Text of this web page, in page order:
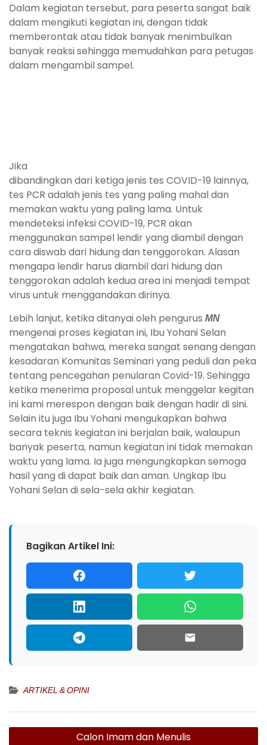
Dalam kegiatan tersebut, para peserta sangat baik
dalam mengikuti kegiatan ini, dengan tidak
memberontak atau tidak banyak menimbulkan
banyak reaksi sehingga memudahkan para petugas
dalam mengambil sampel.
Jika
dibandingkan dari ketiga jenis tes COVID-19 lainnya,
tes PCR adalah jenis tes yang paling mahal dan
memakan waktu yang paling lama. Untuk
mendeteksi infeksi COVID-19, PCR akan
menggunakan sampel lendir yang diambil dengan
cara diswab dari hidung dan tenggorokan. Alasan
mengapa lendir harus diambil dari hidung dan
tenggorokan adalah kedua area ini menjadi tempat
virus untuk menggandakan dirinya.
Lebih lanjut, ketika ditanyai oleh pengurus MN
mengenai proses kegiatan ini, Ibu Yohani Selan
mengatakan bahwa, mereka sangat senang dengan
kesadaran Komunitas Seminari yang peduli dan peka
tentang pencegahan penularan Covid-19. Sehingga
ketika menerima proposal untuk menggelar kegitan
ini kami merespon dengan baik dengan hadir di sini.
Selain itu juga Ibu Yohani mengukapkan bahwa
secara teknis kegiatan ini berjalan baik, walaupun
banyak peserta, namun kegiatan ini tidak memakan
waktu yang lama. Ia juga mengungkapkan semoga
hasil yang di dapat baik dan aman. Ungkap Ibu
Yohani Selan di sela-sela akhir kegiatan.
Bagikan Artikel Ini:
ARTIKEL & OPINI
Navigasi
Calon Imam dan Menulis